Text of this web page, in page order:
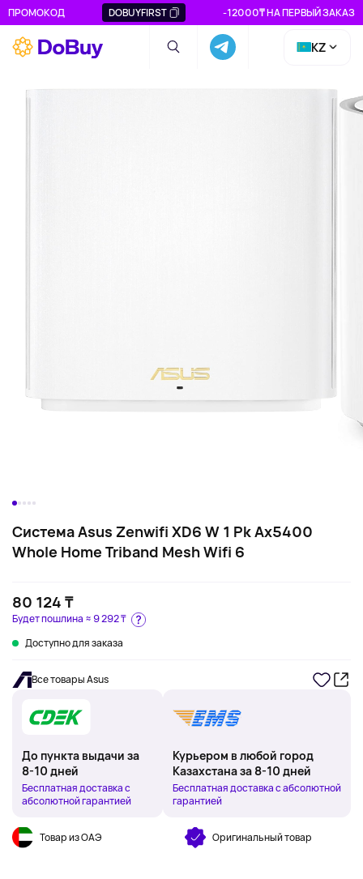
ПРОМОКОД DOBUYFIRST -12000₸ НА ПЕРВЫЙ ЗАКАЗ
KZ
Система Asus Zenwifi XD6 W 1 Pk Ax5400
Whole Home Triband Mesh Wifi 6
80 124 ₸
Доступно для заказа
Будет пошлина ≈ 9 292 ₸
Все товары Asus
До пункта выдачи за
8-10 дней
Бесплатная доставка с
абсолютной гарантией
Курьером в любой город
Казахстана за 8-10 дней
Бесплатная доставка с абсолютной
гарантией
Товар из ОАЭ Оригинальный товар